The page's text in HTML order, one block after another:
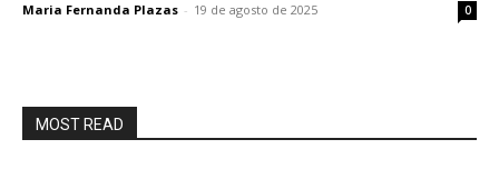
Maria Fernanda Plazas - 19 de agosto de 2025 0
MOST READ